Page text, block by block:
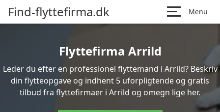
Find-flyttefirma.dk Menu
Flyttefirma Arrild
Leder du efter en professionel flyttemand i Arrild? Beskriv
din flytteopgave og indhent 5 uforpligtende og gratis
tilbud fra flyttefirmaer i Arrild og omegn lige her.